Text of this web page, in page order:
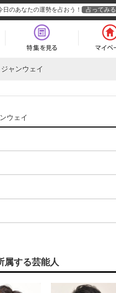
日のあなたの運勢を占おう！ 占ってみる
ジャンウェイ
ウェイ
属する芸能人